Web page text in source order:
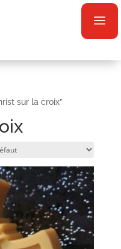
a
sur la croix”